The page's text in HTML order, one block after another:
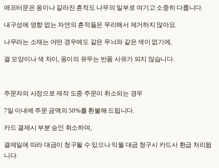
애프터문은 옹이나 갈라진 흔적도 나무의 일부로 여기고 소중히 다룹니다.
내구성에 영향 없는 자연의 흔적들은 무리해서 제거하지 않아요.
나무라는 소재는 어떤 경우에도 같은 무늬와 같은 색이 없기에,
결 모양이나 색 차이, 옹이의 유무는 반품 사유가 되지 않습니다.
주문자의 사정으로 제작 도중 주문이 취소되는 경우
7일 이내에 주문 금액의 50%를 환불해 드립니다.
카드 결제시 부분 승인 취소하며,
결제일에 따라 대금이 청구될 수 있으나 익월 대금 청구시 카드사 환급 처리됩
니다.